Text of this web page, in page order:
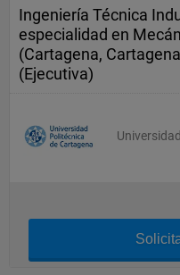
Ingeniería Técnica
especialidad en
(Cartagena,
(Ejecutiva)